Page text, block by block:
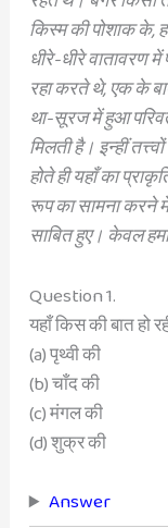
किस्म की पोशाक के,
धीरे-धीरेवातावरण
रहा करते थे, एक के
था-सूरज में हुआ
मिलती है। इन्हीं
होते ही यहाँ का
रूप का सामना करने
साबित हुए। केवल
Question 1.
यहाँ किस की बात हो
(a) पृथ्वी की
(b) चाँद की
(c) मंगल की
(d) शुक्र की
Answer